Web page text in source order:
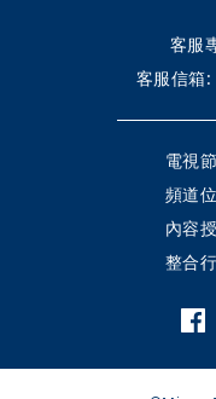
客服
客服信箱:
電視
頻道
內容
整合